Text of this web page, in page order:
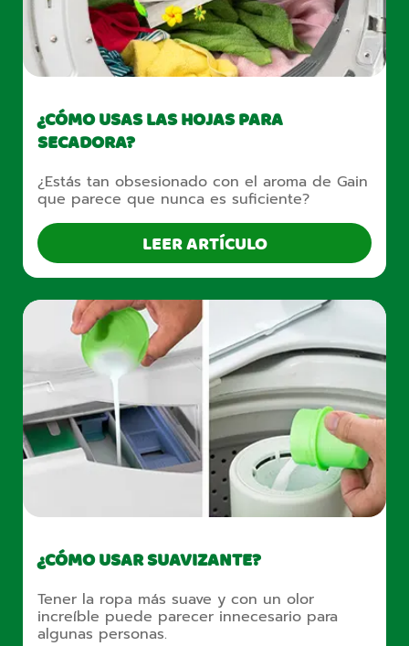
¿CÓMO USAS LAS HOJAS PARA
SECADORA?
¿Estás tan obsesionado con el aroma de Gain
que parece que nunca es suficiente?
LEER ARTÍCULO
¿CÓMO USAR SUAVIZANTE?
Tener la ropa más suave y con un olor
increíble puede parecer innecesario para
algunas personas.